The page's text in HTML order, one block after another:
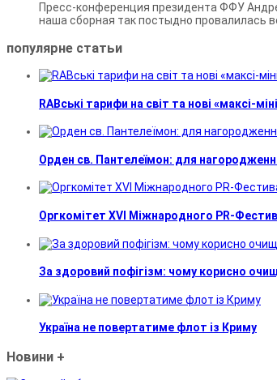
Пресс-конференция президента ФФУ
наша сборная так постыдно провалилась
популярне статьи
RABські тарифи на світ та нові «максі-
Орден св. Пантелеїмон: для
Оргкомітет XVI Міжнародного PR-
За здоровий пофігізм: чому корисно
Україна не повертатиме флот із Криму
Новини +